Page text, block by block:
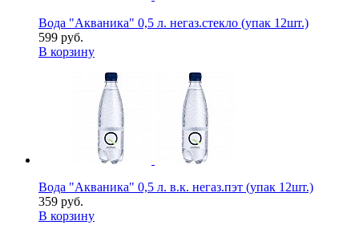
Вода "Акваника" 0,5 л. негаз.стекло (упак 12шт.)
599 руб.
В корзину
Вода "Акваника" 0,5 л. в.к. негаз.пэт (упак 12шт.)
359 руб.
В корзину